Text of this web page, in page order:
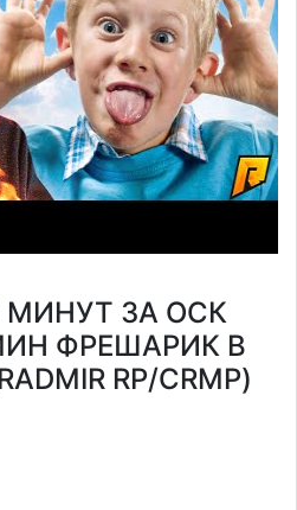
МИНУТ ЗА ОСК
ФРЕШАРИК В
RP/CRMP)